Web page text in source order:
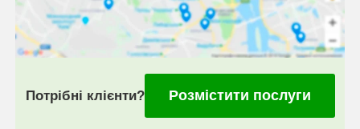
Потрібні клієнти? Розмістити послуги